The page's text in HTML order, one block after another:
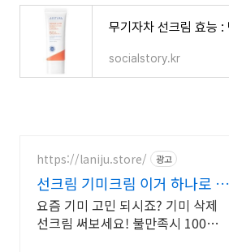
socialstory.kr
https://laniju.store/ 광고
선크림 기미크림 이거 하나로 기
미 개선 특허성분 함유!
요즘 기미 고민 되시죠? 기미 삭제
선크림 써보세요! 불만족시 100%